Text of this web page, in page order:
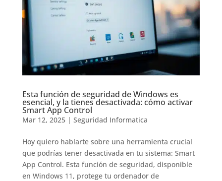
Esta función de seguridad de Windows es
esencial, y la tienes desactivada: cómo activar
Smart App Control
Mar 12, 2025| Seguridad Informatica
Hoy quiero hablarte sobre una herramienta crucial
que podrías tener desactivada en tu sistema: Smart
App Control. Esta función de seguridad, disponible
en Windows 11, protege tu ordenador de